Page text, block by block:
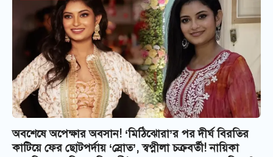
অবশেষে অপেক্ষার অবসান! ‘মিঠিঝোরা’র পর দীর্ঘ বিরতির
কাটিয়ে ফের ছোটপর্দায় ‘স্রোত’, স্বপ্নীলা চক্রবর্তী! নায়িকা